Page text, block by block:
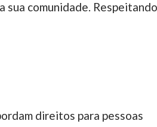
direitos para pessoas